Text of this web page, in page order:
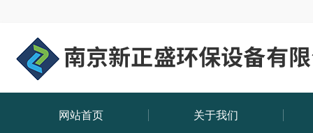
网站首页 关于我们